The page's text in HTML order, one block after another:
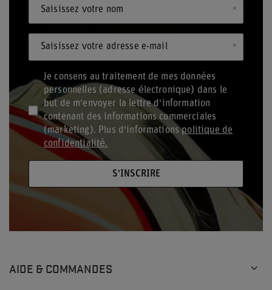
Saisissez votre nom
Saisissez votre adresse e-mail
Je consens au traitement de mes données
personnelles (adresse électronique) dans le
but de m'envoyer la lettre d'information
contenant des informations commerciales
(marketing). Plus d'informationspolitique de
confidentialité.
S'INSCRIRE
AIDE & COMMANDES